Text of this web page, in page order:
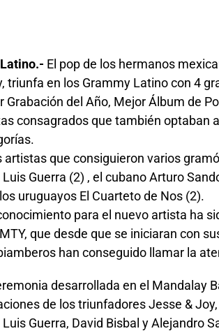
El pop de los hermanos
triunfa en los Grammy Latino con 4
Grabación del Año, Mejor Álbum de
consagrados que también optaban
artistas que consiguieron varios
Guerra (2) , el cubano Arturo
uruguayos El Cuarteto de Nos (2).
para el nuevo artista ha
que desde que se iniciaran con
han conseguido llamar la
desarrollada en el Mandalay
de los triunfadores Jesse &
Guerra, David Bisbal y Alejandro